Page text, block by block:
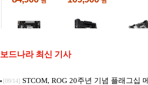
보드나라 최신 기사
[09/14] STCOM, ROG 20주년 기념 플래그십